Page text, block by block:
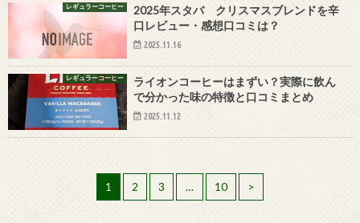
レギュラーコーヒー
2025年スタバ クリスマスブレンドを辛
口レビュー・感想口コミは？
2025.11.16
レギュラーコーヒー
ライオンコーヒーはまずい？実際に飲ん
で分かった味の特徴と口コミまとめ
2025.11.12
1 2 3 … 10 >